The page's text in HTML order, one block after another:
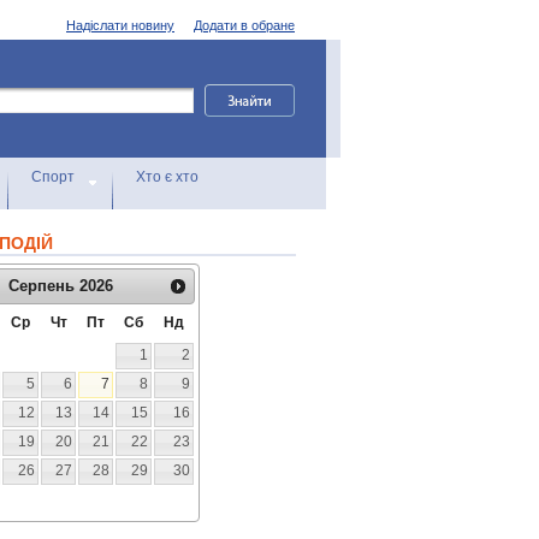
Додати в обране
Надіслати новину
Спорт Хто є хто
Серпень 2026
Ср Чт Пт Сб
Нд
1
2
5 6 7 8
9
12 13 14 15
16
19 20 21 22
23
26 27 28 29
30